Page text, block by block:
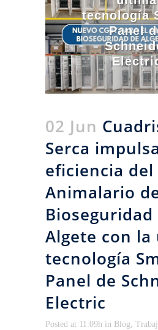
tecnología
Panel
02 Jun
Serca
eficiencia
Animalario
Bioseguridad
Algete con la
tecnología
Panel de
Electric
Posted at 11:09h in Blog,